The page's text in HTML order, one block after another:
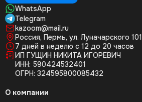
WhatsApp
Telegram
kazoom@mail.ru
Россия, Пермь, ул. Луначарского 101
7 дней в неделю с 12 до 20 часов
ИП ГУЩИН НИКИТА ИГОРЕВИЧ
ИНН: 590424532401
ОГРН: 324595800085432
О компании